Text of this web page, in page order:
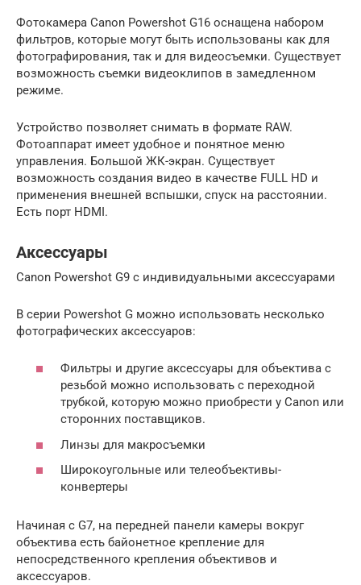
Фотокамера Canon Powershot G16 оснащена набором
фильтров, которые могут быть использованы как для
фотографирования, так и для видеосъемки. Существует
возможность съемки видеоклипов в замедленном
режиме.
Устройство позволяет снимать в формате RAW.
Фотоаппарат имеет удобное и понятное меню
управления. Большой ЖК-экран. Существует
возможность создания видео в качестве FULL HD и
применения внешней вспышки, спуск на расстоянии.
Есть порт HDMI.
Аксессуары
Canon Powershot G9 с индивидуальными аксессуарами
В серии Powershot G можно использовать несколько
фотографических аксессуаров:
Фильтры и другие аксессуары для объектива с
резьбой можно использовать с переходной
трубкой, которую можно приобрести у Canon или
сторонних поставщиков.
Линзы для макросъемки
Широкоугольные или телеобъективы-
конвертеры
Начиная с G7, на передней панели камеры вокруг
объектива есть байонетное крепление для
непосредственного крепления объективов и
аксессуаров.